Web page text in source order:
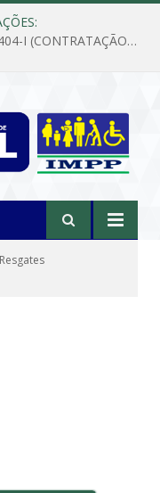
Dispensa de Licitação Nº 7/2026-300404-I (CONTRATAÇÃO DE EMPRESA PARA MANUTENÇÃO E REPARAÇÃO DE APARELHOS DE AR CONDICIONADO, EM ATENDIMENTO ÀS NECESSIDADES DO INSTITUTO DE PREVIDÊNCIA MUNICIPAL DE PORTEL/PA)